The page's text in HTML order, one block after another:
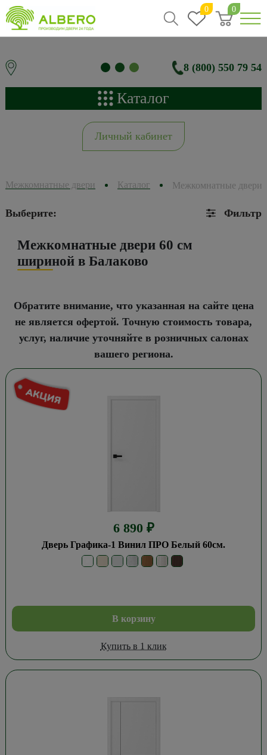
0 0
8 (800) 550 79 54
Каталог
Личный кабинет
Межкомнатные двери Каталог Межкомнатные двери
Выберите: Фильтр
Межкомнатные двери 60 см
шириной в Балаково
Обратите внимание, что указанная на сайте цена
не является офертой. Точную стоимость товара,
услуг, наличие уточняйте в розничных салонах
вашего региона.
6 890 ₽
Дверь Графика-1 Винил ПРО Белый 60см.
В корзину
Купить в 1 клик